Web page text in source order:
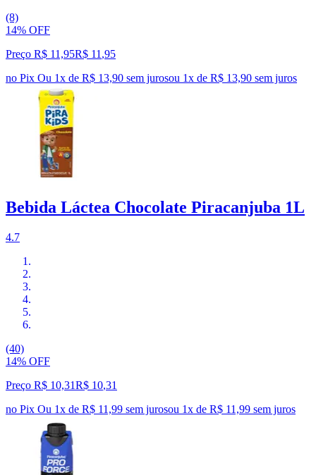
(8)
14% OFF
Preço R$ 11,95R$ 11 ,95
no Pix Ou 1x de R$ 13,90 sem jurosou 1x de R$ 13,90 sem juros
Bebida Láctea Chocolate Piracanjuba 1L
4.7
(40)
14% OFF
Preço R$ 10,31R$ 10,31
no Pix Ou 1x de R$ 11,99 sem jurosou 1x de R$ 11,99 sem juros